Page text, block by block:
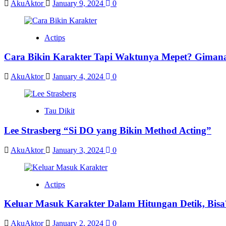
AkuAktor January 9, 2024 0
Actips
Cara Bikin Karakter Tapi Waktunya Mepet?
AkuAktor January 4, 2024 0
Tau Dikit
Lee Strasberg “Si DO yang Bikin Method Acting”
AkuAktor January 3, 2024 0
Actips
Keluar Masuk Karakter Dalam Hitungan Detik,
AkuAktor January 2, 2024 0